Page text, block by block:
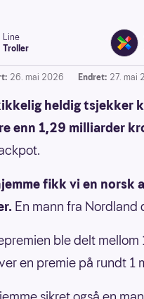
Line
Troller
26. mai 2026 Endret: 27. mai
heldig tsjekker
enn 1,29 milliarder
fikk vi en norsk
En mann fra
ble delt
en premie på rundt 1